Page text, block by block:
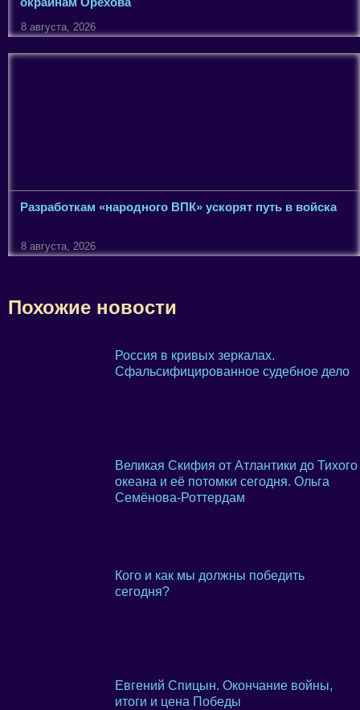
8 августа, 2026
Разработкам «народного ВПК» ускорят путь в войска
8 августа, 2026
Похожие новости
Россия в кривых зеркалах.
Сфальсифицированное судебное дело
Великая Скифия от Атлантики до Тихого
океана и её потомки сегодня. Ольга
Семёнова-Роттердам
Кого и как мы должны победить
сегодня?
Евгений Спицын. Окончание войны,
итоги и цена Победы